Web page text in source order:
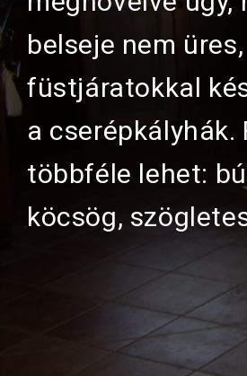
belseje nem
füstjáratokkal
a cserépkályhák.
többféle lehet:
köcsög,